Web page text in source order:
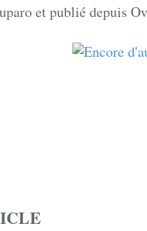
et publié depuis